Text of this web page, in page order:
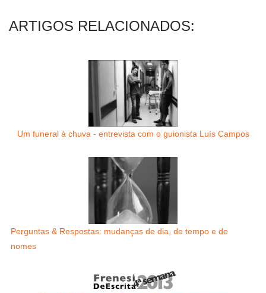
ARTIGOS RELACIONADOS:
Um funeral à chuva - entrevista com o guionista Luís Campos
Perguntas & Respostas: mudanças de dia, de tempo e de
nomes